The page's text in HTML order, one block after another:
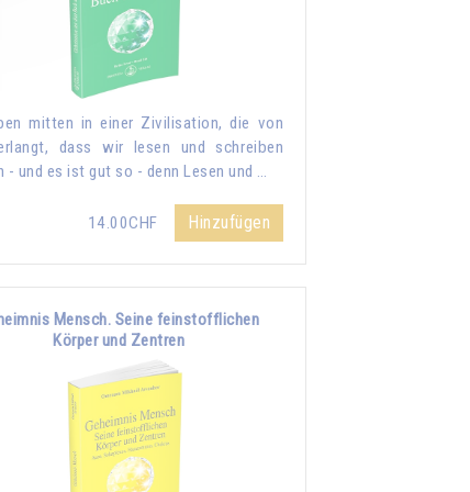
mitten in einer Zivilisation, die von
dass wir lesen und schreiben
- und es ist gut so - denn Lesen und …
14.00CHF Hinzufügen
Mensch. Seine feinstofflichen
Körper und Zentren